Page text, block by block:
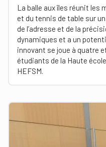
La balle aux îles réunit les
et du tennis de table sur
de l’adresse et de la
dynamiques et a un
innovant se joue à quatre
étudiants de la Haute
HEFSM.